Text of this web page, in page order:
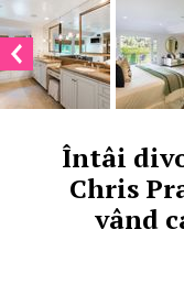
Întâi
Chris
vând